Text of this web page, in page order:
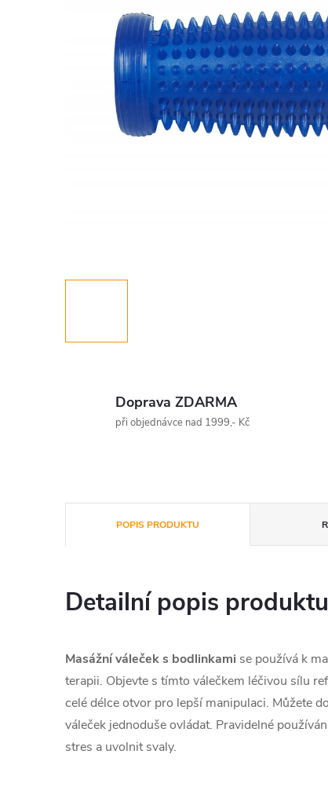
Doprava ZDARMA
při objednávce nad 1999,- Kč
POPIS PRODUKTU
Detailní popis produktu
Masážní váleček s bodlinkami se používá k
terapii. Objevte s tímto válečkem léčivou sílu
celé délce otvor pro lepší manipulaci. Můžete
váleček jednoduše ovládat. Pravidelné
stres a uvolnit svaly.